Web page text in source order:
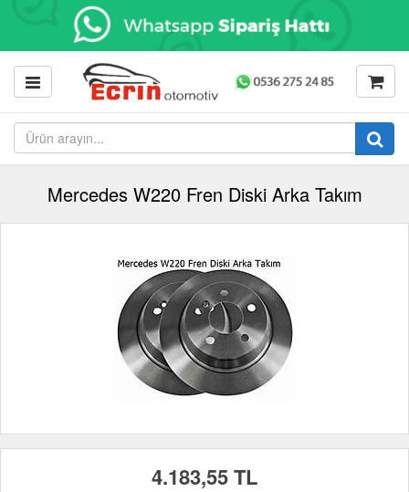
Mercedes W220 Fren Diski Arka Takım
4.183,55 TL